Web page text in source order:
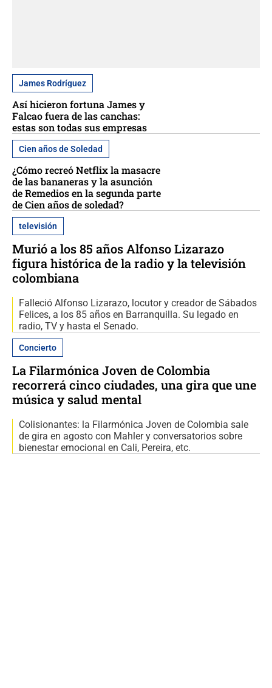
James Rodríguez
Así hicieron fortuna James y
Falcao fuera de las canchas:
estas son todas sus empresas
Cien años de Soledad
¿Cómo recreó Netflix la masacre
de las bananeras y la asunción
de Remedios en la segunda parte
de Cien años de soledad?
televisión
Murió a los 85 años Alfonso Lizarazo
figura histórica de la radio y la televisión
colombiana
Falleció Alfonso Lizarazo, locutor y creador de Sábados
Felices, a los 85 años en Barranquilla. Su legado en
radio, TV y hasta el Senado.
Concierto
La Filarmónica Joven de Colombia
recorrerá cinco ciudades, una gira que une
música y salud mental
Colisionantes: la Filarmónica Joven de Colombia sale
de gira en agosto con Mahler y conversatorios sobre
bienestar emocional en Cali, Pereira, etc.